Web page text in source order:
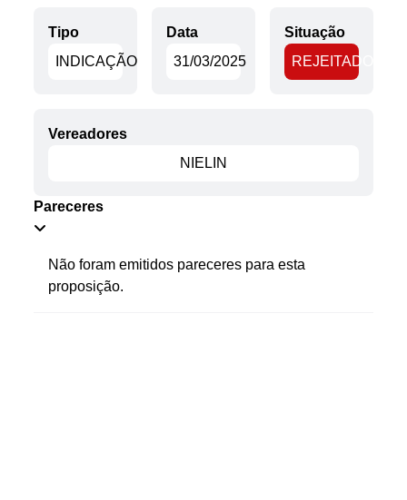
Áudios
E-mail*
Cidade/Estado
Tipo
INDICAÇÃO
Data
31/03/2025
Situação
REJEITADO
Vereadores
NIELIN
Pareceres
Não foram emitidos pareceres para esta
proposição.